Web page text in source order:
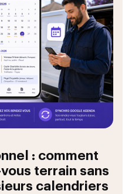
: comment
terrain sans
calendriers